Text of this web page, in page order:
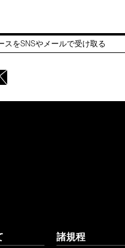
スをSNSやメールで受け取る
諸規程